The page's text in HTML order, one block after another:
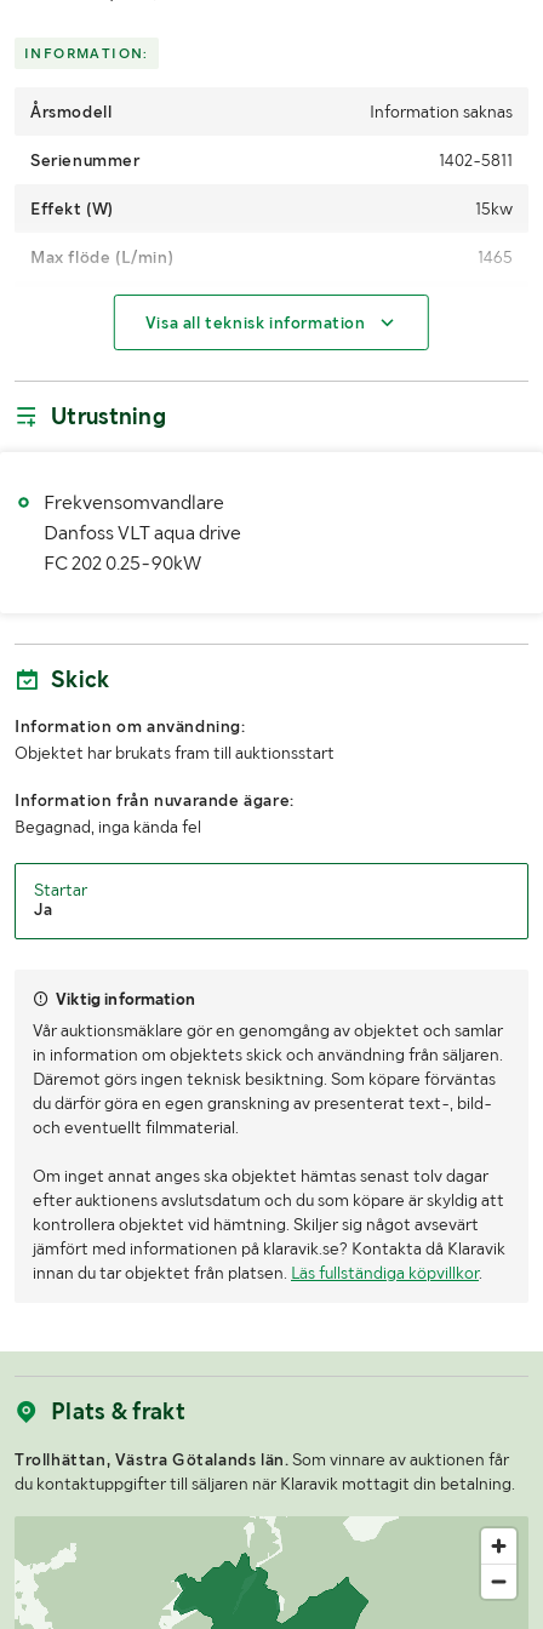
INFORMATION:
Årsmodell Information saknas
Serienummer 1402-5811
Effekt (W) 15kw
Max flöde (L/min) 1465
MÅTT OCH VIKT:
Djup (mm)
Lasthjälp
Information om lasthjälp
Visa all teknisk information
Utrustning
Frekvensomvandlare
Danfoss VLT aqua drive
FC 202 0.25-90kW
Skick
Information om användning:
Objektet har brukats fram till auktionsstart
Information från nuvarande ägare:
Begagnad, inga kända fel
Startar
Ja
Viktig information
Vår auktionsmäklare gör en genomgång av objektet och samlar
in information om objektets skick och användning från säljaren.
Däremot görs ingen teknisk besiktning. Som köpare förväntas
du därför göra en egen granskning av presenterat text-, bild-
och eventuellt filmmaterial.
Om inget annat anges ska objektet hämtas senast tolv dagar
efter auktionens avslutsdatum och du som köpare är skyldig att
kontrollera objektet vid hämtning. Skiljer sig något avsevärt
jämfört med informationen på klaravik.se? Kontakta då Klaravik
innan du tar objektet från platsen. Läs fullständiga köpvillkor.
Plats & frakt
Trollhättan, Västra Götalands län. Som vinnare av auktionen får
du kontaktuppgifter till säljaren när Klaravik mottagit din betalning.